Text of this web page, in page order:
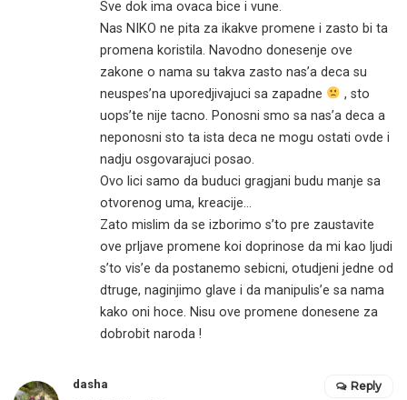
Sve dok ima ovaca bice i vune.
Nas NIKO ne pita za ikakve promene i zasto bi ta
promena koristila. Navodno donesenje ove
zakone o nama su takva zasto nas’a deca su
neuspes’na uporedjivajuci sa zapadne
, sto
uops’te nije tacno. Ponosni smo sa nas’a deca a
neponosni sto ta ista deca ne mogu ostati ovde i
nadju osgovarajuci posao.
Ovo lici samo da buduci gragjani budu manje sa
otvorenog uma, kreacije…
Zato mislim da se izborimo s’to pre zaustavite
ove prljave promene koi doprinose da mi kao ljudi
s’to vis’e da postanemo sebicni, otudjeni jedne od
dtruge, naginjimo glave i da manipulis’e sa nama
kako oni hoce. Nisu ove promene donesene za
dobrobit naroda !
dasha Reply